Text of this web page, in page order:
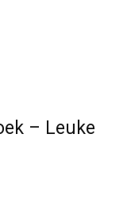
– Leuke